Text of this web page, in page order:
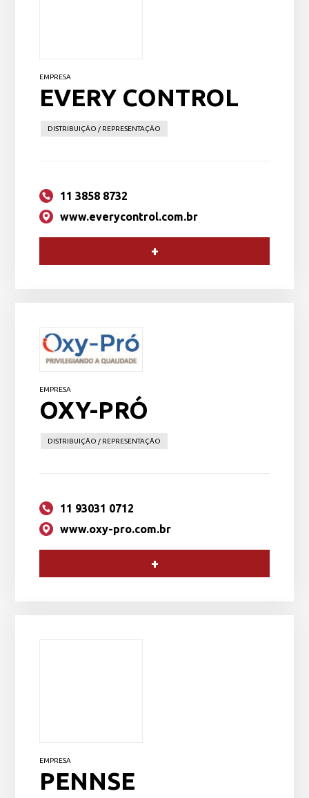
EMPRESA
EVERY CONTROL
DISTRIBUIÇÃO / REPRESENTAÇÃO
11 3858 8732
www.everycontrol.com.br
+
EMPRESA
OXY-PRÓ
DISTRIBUIÇÃO / REPRESENTAÇÃO
11 93031 0712
www.oxy-pro.com.br
+
EMPRESA
PENNSE